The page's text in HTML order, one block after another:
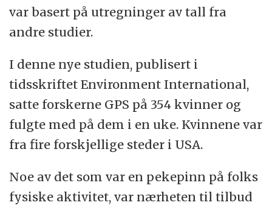
var basert på utregninger av tall fra
andre studier.
I denne nye studien, publisert i
tidsskriftet Environment International,
satte forskerne GPS på 354 kvinner og
fulgte med på dem i en uke. Kvinnene var
fra fire forskjellige steder i USA.
Noe av det som var en pekepinn på folks
fysiske aktivitet, var nærheten til tilbud